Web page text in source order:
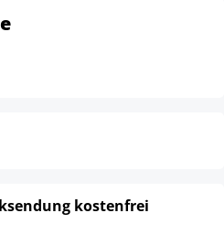
kostenfrei